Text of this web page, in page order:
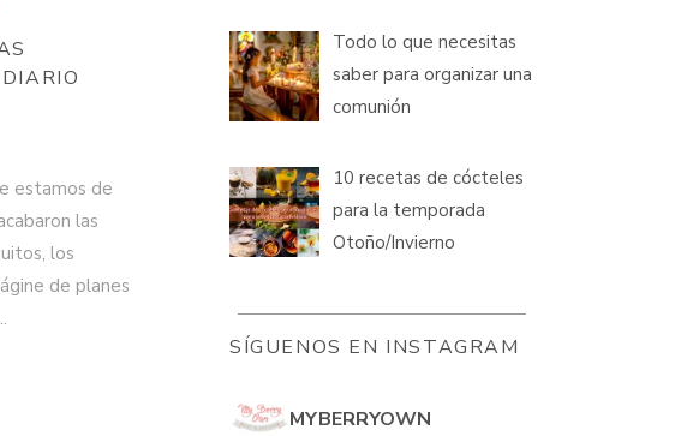
estamos de
las
los
de planes
Todo lo que necesitas
saber para organizar una
comunión
10 recetas de cócteles
para la temporada
Otoño/Invierno
SÍGUENOS EN INSTAGRAM
MYBERRYOWN